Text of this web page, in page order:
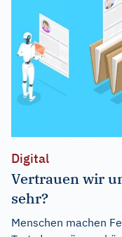
Digital
Vertrauen wir
sehr?
Menschen machen